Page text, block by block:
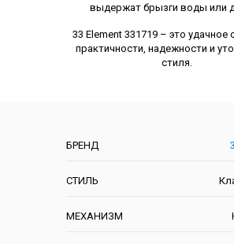
БРЕНД
СТИЛЬ
МЕХАНИЗМ
выдержат брызги воды или
33 Element 331719 – это удачное
практичности, надежности и
стиля.